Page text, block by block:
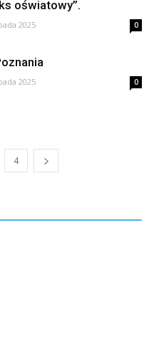
oświatowy”.
2025 0
2025 0
4